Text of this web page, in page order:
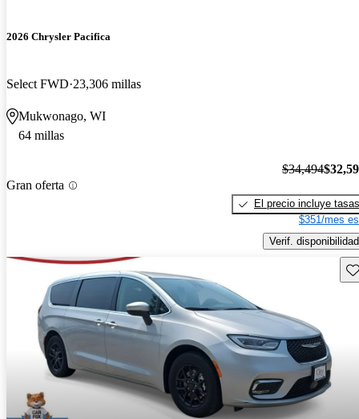
2026 Chrysler Pacifica
Select FWD 23,306 millas
Mukwonago, WI
64 millas
Gran oferta
$34,494
El precio incluye tasas
$351/mes
Verif. disponibilidad